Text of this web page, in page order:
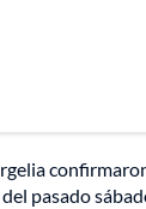
del pasado